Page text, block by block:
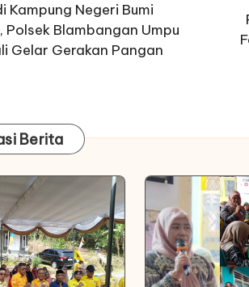
Kampung Negeri Bumi
Polsek Blambangan Umpu
Gelar Gerakan Pangan
Berita